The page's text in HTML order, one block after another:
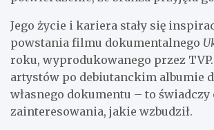
Jego życie i kariera stały się
powstania filmu dokumentalnego
roku, wyprodukowanego przez
artystów po debiutanckim albumie
własnego dokumentu – to
zainteresowania, jakie wzbudził.